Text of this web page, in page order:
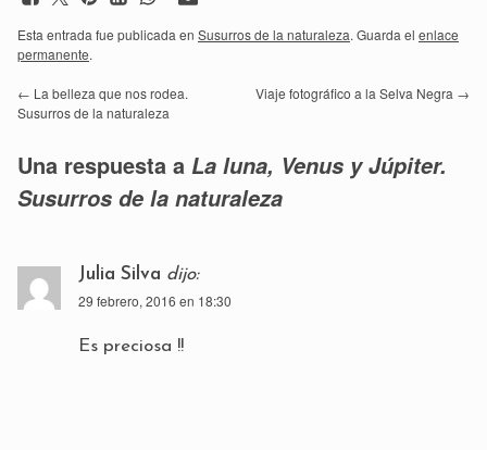
Esta entrada fue publicada en Susurros de la naturaleza. Guarda el enlace
permanente.
← La belleza que nos rodea.
Susurros de la naturaleza
Viaje fotográfico a la Selva Negra →
Una respuesta a La luna, Venus y Júpiter.
Susurros de la naturaleza
Julia Silva dijo:
29 febrero, 2016 en 18:30
Es preciosa !!